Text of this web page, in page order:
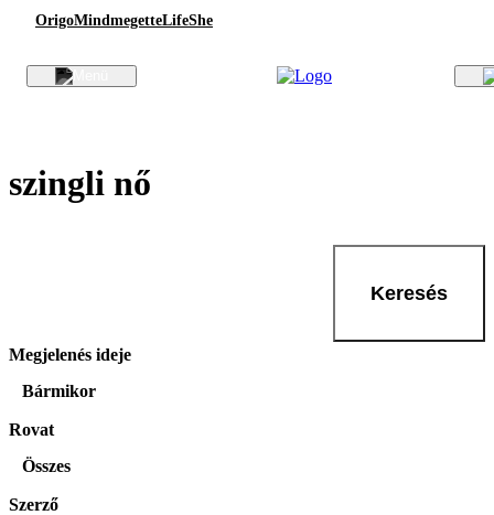
OrigoMindmegetteLifeShe
szingli nő
Keresés
Megjelenés ideje
Bármikor
Rovat
Összes
Szerző